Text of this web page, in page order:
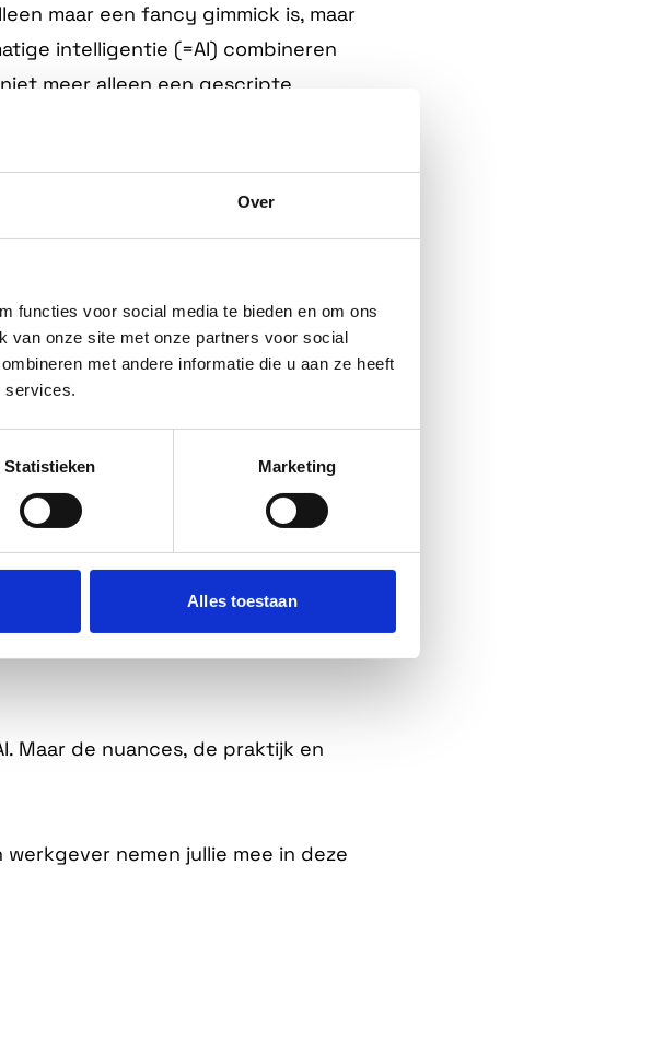
Over
functies voor social media te bieden en om ons
van onze site met onze partners voor social
met andere informatie die u aan ze heeft
services.
Statistieken Marketing
Alles toestaan
maar een fancy gimmick is, maar
intelligentie (=AI) combineren
meer alleen een gescripte
Denk aan geavanceerde
in complexe processen zoals
probleem. Soms is het een dure
we zien waar VR en AI écht
dit strategisch kunnen
Maar de nuances, de praktijk en
nemen jullie mee in deze